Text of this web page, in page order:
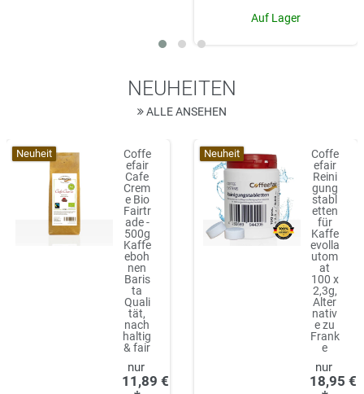
Auf Lager
NEUHEITEN
ALLE ANSEHEN
Neuheit
Coffe
efair
Cafe
Crem
e Bio
Fairtr
ade -
500g
Kaffe
eboh
nen
Baris
ta
Quali
tät,
nach
haltig
& fair
11,89 €
Neuheit
Coffe
efair
Reini
gung
stabl
etten
für
Kaffe
evolla
utom
at
100 x
2,3g,
Alter
nativ
e zu
Frank
e
18,95 €